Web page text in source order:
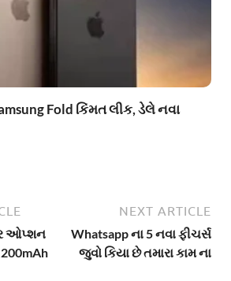
Fold કિંમત લીક, ડેલે નવા
ઓપ્શન
NEXT ARTICLE
Whatsapp ના 5 નવા ફીચર્સ
જુવો કિયા છે તમારા કામ ના